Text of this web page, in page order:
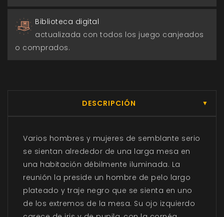
Biblioteca digital
actualizada con todos los juego canjeados
o comprados.
DESCRIPCIÓN ▼
Varios hombres y mujeres de semblante serio
se sientan alrededor de una larga mesa en
una habitación débilmente iluminada. La
reunión la preside un hombre de pelo largo
plateado y traje negro que se sienta en uno
de los extremos de la mesa. Su ojo izquierdo